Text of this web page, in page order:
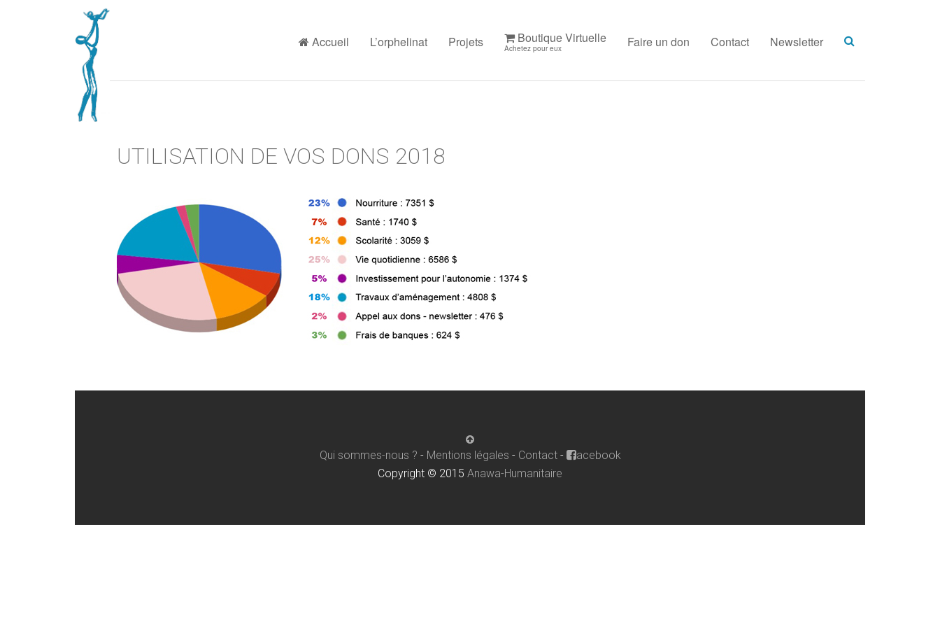
Accueil L’orphelinat Projets Boutique Virtuelle
Achetez pour eux Faire un don Contact Newsletter
UTILISATION DE VOS DONS 2018
Qui sommes-nous ? - Mentions légales - Contact-
acebook
Copyright © 2015 Anawa-Humanitaire